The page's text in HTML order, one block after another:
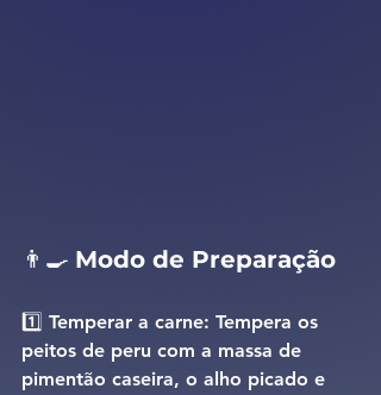
👨‍🍳 Modo de Preparação
1️⃣ Temperar a carne: Tempera os
peitos de peru com a massa de
pimentão caseira, o alho picado e